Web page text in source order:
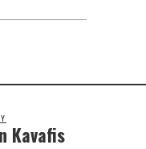
Kavafis